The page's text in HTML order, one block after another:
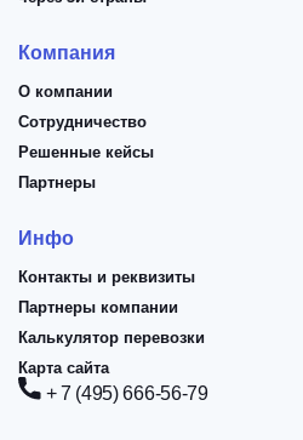
+ 7 (495) 666-56-79
Компания
О компании
Сотрудничество
Решенные кейсы
Партнеры
Инфо
Контакты и реквизиты
Партнеры компании
Калькулятор перевозки
Карта сайта